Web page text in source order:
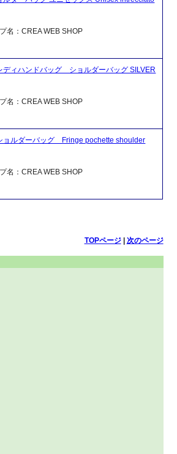
名：CREA WEB SHOP
ディハンドバッグ ショルダーバッグ SILVER
名：CREA WEB SHOP
ョルダーバッグ Fringe pochette shoulder
名：CREA WEB SHOP
TOPページ| 次のページ